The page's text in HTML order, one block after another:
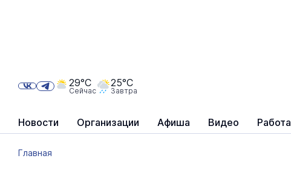
Новости Организации Афиша Видео Работа
29°C
Сейчас
25°C
Завтра
Главная